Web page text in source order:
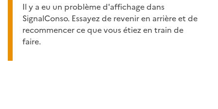
Il y a eu un problème d'affichage dans
SignalConso. Essayez de revenir en arrière et de
recommencer ce que vous étiez en train de
faire.